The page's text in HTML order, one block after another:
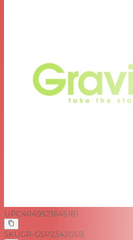
UPC4049521645181
SKUGR-GSP2342GSB